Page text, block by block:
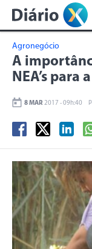
Agronegócio
A
NEA’s para
8 MAR 2017 - 09h:40